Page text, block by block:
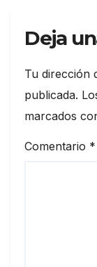
Deja
Tu dirección
publicada.
marcados
Comentario *